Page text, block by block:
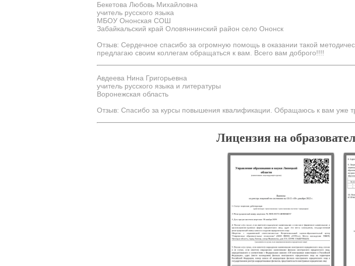
Бекетова Любовь Михайловна
учитель русского языка
МБОУ Ононская СОШ
Забайкальский край Оловяннинский район село Ононск
Отзыв: Сердечное спасибо за огромную помощь в оказании такой
предлагаю своим коллегам обращаться к вам. Всего вам доброго!!!!
Авдеева Нина Григорьевна
учитель русского языка и литературы
Воронежская область
Отзыв: Спасибо за курсы повышения квалификации. Обращаюсь к вам уже
Лицензия на